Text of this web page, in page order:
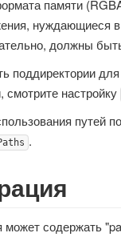
памяти
нуждающиеся
должны
поддиректории
смотрите настройку
путей
.
может содержать